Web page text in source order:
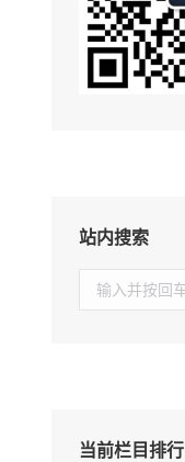
站内搜索
索：
当前栏目排行